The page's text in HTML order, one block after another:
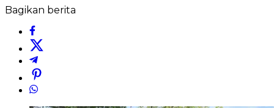
Bagikan berita